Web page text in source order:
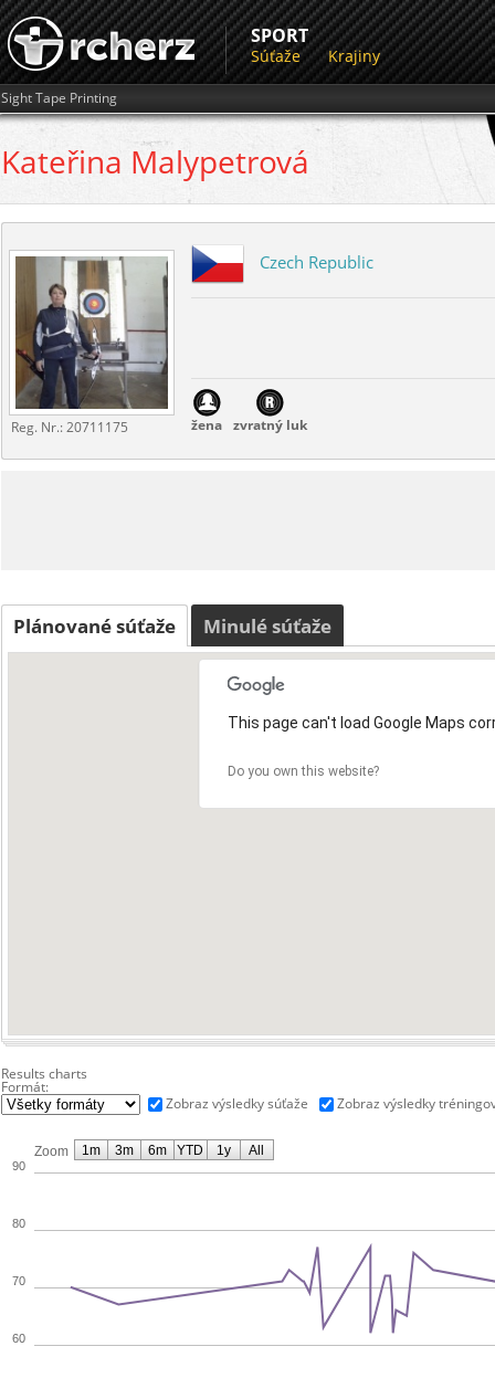
SPORT
Súťaže Krajiny
Sight Tape Printing
Kateřina Malypetrová
Reg. Nr.:20711175
Czech Republic
žena zvratný luk
Plánované súťaže Minulé súťaže
This page can't load Google Maps
Do you own this website?
Results charts
Formát:
Zobraz výsledky súťaže
Zobraz výsledky
Zoom
60
70
80
90
1m 3m 6m YTD 1y All